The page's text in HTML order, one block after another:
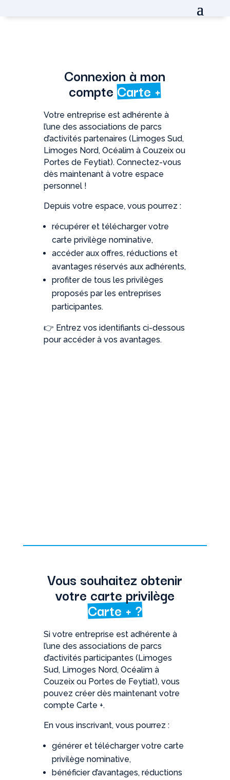
Connexion à mon
compteCarte +
Votre entreprise est adhérente à
l’une des associations de parcs
d’activités partenaires (Limoges Sud,
Limoges Nord, Océalim à Couzeix ou
Portes de Feytiat). Connectez-vous
dès maintenant à votre espace
personnel !
Depuis votre espace, vous pourrez :
récupérer et télécharger votre
carte privilège nominative,
accéder aux offres, réductions et
avantages réservés aux adhérents,
profiter de tous les privilèges
proposés par les entreprises
participantes.
👉 Entrez vos identifiants ci-dessous
pour accéder à vos avantages.
Vous souhaitez obtenir
votre carte privilège
Carte + ?
Si votre entreprise est adhérente à
l’une des associations de parcs
d’activités participantes (Limoges
Sud, Limoges Nord, Océalim à
Couzeix ou Portes de Feytiat), vous
pouvez créer dès maintenant votre
compte Carte +.
En vous inscrivant, vous pourrez :
générer et télécharger votre carte
privilège nominative,
bénéficier d’avantages, réductions